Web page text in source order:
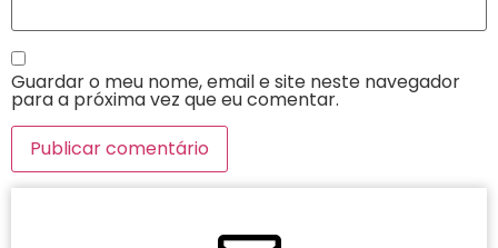
Guardar o meu nome, email e site neste navegador
para a próxima vez que eu comentar.